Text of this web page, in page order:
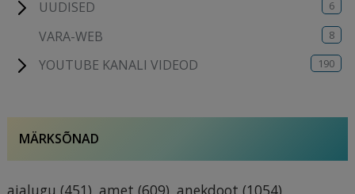
UUDISED 6
VARA-WEB 8
YOUTUBE KANALI VIDEOD 190
MÄRKSÕNAD